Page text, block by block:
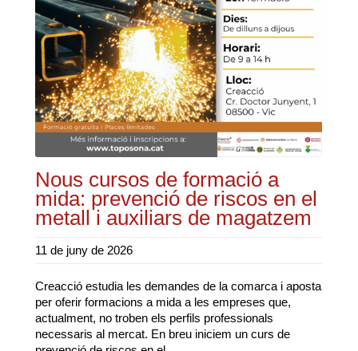
Nous cursos de formació a
mida: prevenció de riscos en el
metall i auxiliars de magatzem
11 de juny de 2026
Creacció estudia les demandes de la comarca i aposta
per oferir formacions a mida a les empreses que,
actualment, no troben els perfils professionals
necessaris al mercat. En breu iniciem un curs de